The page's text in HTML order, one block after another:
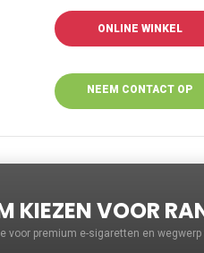
ONLINE WINKEL
NEEM CONTACT OP
KIEZEN VOOR
voor premium e-sigaretten en